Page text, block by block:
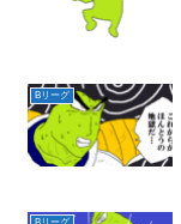
Bリーグ